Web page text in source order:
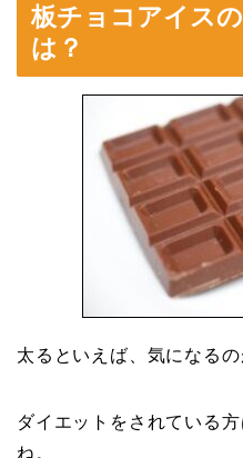
板チョコアイス
は？
太るといえば、気になるの
ダイエットをされている
ね。